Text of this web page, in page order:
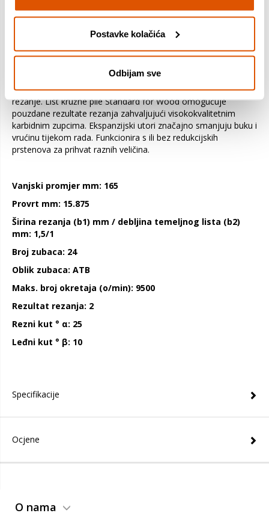
Postavke kolačića
Odbijam sve
smanjuje trenje i vrijeme uklanjanja materijala, čime troši
manje energije za piljenje bez napora. Visokokvalitetni karbidni
zupci doprinose pouzdanim rezultatima. Agresivni kutovi zuba
omogućuju performanse glatkog rezanja. Prikladno za rezanje
odgovara svim uobičajenim akumulatorskim uranjajućim
ručnim pilama, kao i akumulatorskim rezačima za suho
rezanje. List kružne pile Standard for Wood omogućuje
pouzdane rezultate rezanja zahvaljujući visokokvalitetnim
karbidnim zupcima. Ekspanzijski utori značajno smanjuju buku i
vrućinu tijekom rada. Funkcionira s ili bez redukcijskih
prstenova za prihvat raznih veličina.
Vanjski promjer mm: 165
Provrt mm: 15.875
Širina rezanja (b1) mm / debljina temeljnog lista (b2)
mm: 1,5/1
Broj zubaca: 24
Oblik zubaca: ATB
Maks. broj okretaja (o/min): 9500
Rezultat rezanja: 2
Rezni kut ° α: 25
Leđni kut ° β: 10
Specifikacije
Ocjene
O nama